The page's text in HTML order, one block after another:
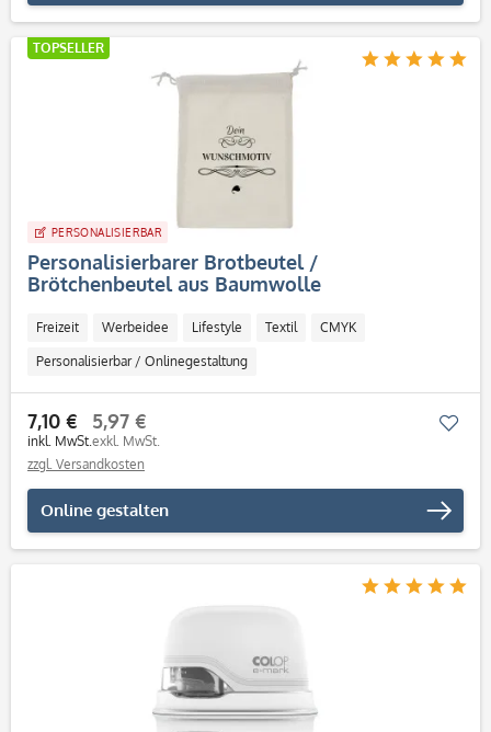
TOPSELLER
PERSONALISIERBAR
Personalisierbarer Brotbeutel /
Brötchenbeutel aus Baumwolle
Freizeit Werbeidee Lifestyle Textil CMYK
Personalisierbar / Onlinegestaltung
7,10 €
inkl. MwSt.
5,97 €
exkl. MwSt.
zzgl. Versandkosten
Online gestalten